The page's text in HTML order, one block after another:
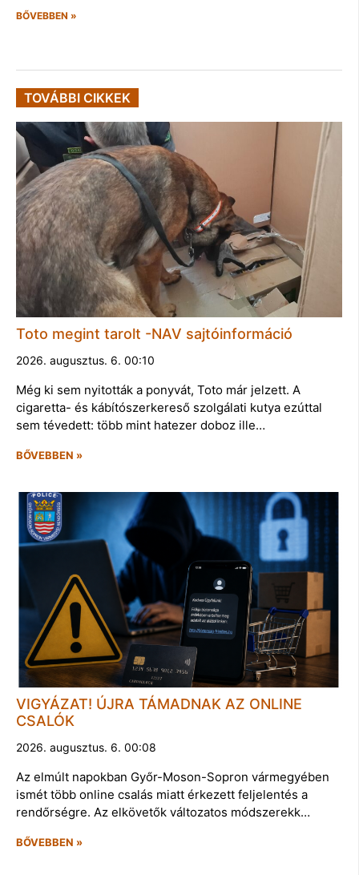
BŐVEBBEN »
TOVÁBBI CIKKEK
Toto megint tarolt -NAV sajtóinformáció
2026. augusztus. 6. 00:10
Még ki sem nyitották a ponyvát, Toto már jelzett. A
cigaretta- és kábítószerkereső szolgálati kutya ezúttal
sem tévedett: több mint hatezer doboz ille…
BŐVEBBEN »
VIGYÁZAT! ÚJRA TÁMADNAK AZ ONLINE
CSALÓK
2026. augusztus. 6. 00:08
Az elmúlt napokban Győr-Moson-Sopron vármegyében
ismét több online csalás miatt érkezett feljelentés a
rendőrségre. Az elkövetők változatos módszerekk…
BŐVEBBEN »